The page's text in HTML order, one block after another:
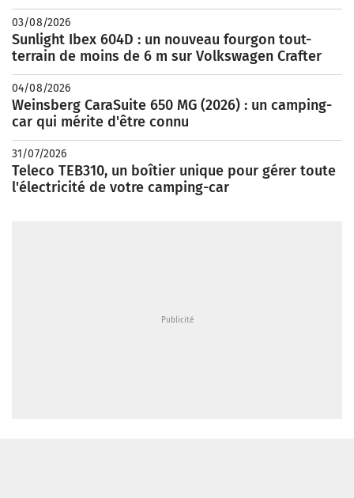
03/08/2026
Sunlight Ibex 604D : un nouveau fourgon tout-
terrain de moins de 6 m sur Volkswagen Crafter
04/08/2026
Weinsberg CaraSuite 650 MG (2026) : un camping-
car qui mérite d'être connu
31/07/2026
Teleco TEB310, un boîtier unique pour gérer toute
l'électricité de votre camping-car